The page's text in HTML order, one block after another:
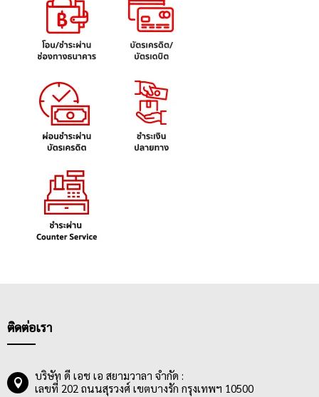
ติดต่อเรา
บริษัท ดี เอช เอ สยามวาลา จำกัด :
เลขที่ 202 ถนนสุรวงศ์ เขตบางรัก กรุงเทพฯ 10500